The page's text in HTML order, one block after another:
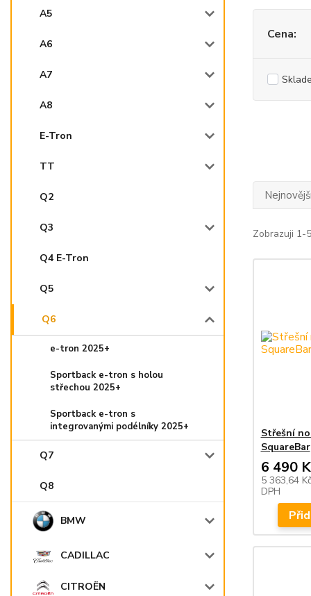
A5
A6
A7
A8
E-Tron
TT
Q2
Q3
Q4 E-Tron
Q5
Q6
e-tron 2025+
Sportback e-tron s holou
střechou 2025+
Sportback e-tron s
integrovanými podélníky 2025+
Q7
Q8
BMW
CADILLAC
CITROËN
Cena:
Zobrazuji 1-
Střešní
SquareBar
6 490
5 363,64
DPH